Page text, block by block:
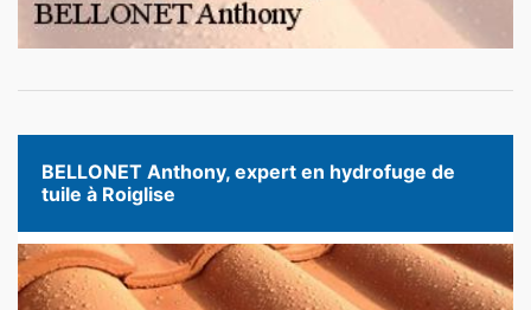
BELLONET Anthony, expert en hydrofuge de
tuile à Roiglise